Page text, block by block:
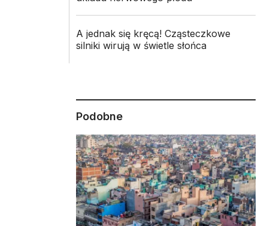
A jednak się kręcą! Cząsteczkowe
silniki wirują w świetle słońca
Podobne